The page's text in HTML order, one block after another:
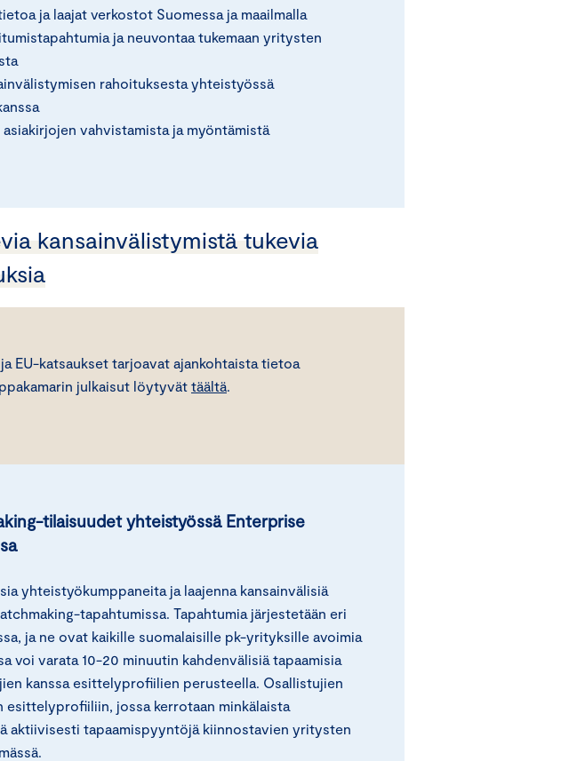
ja laajat verkostot Suomessa ja maailmalla
ja neuvontaa tukemaan yritysten
rahoituksesta yhteistyössä
vahvistamista ja myöntämistä
kansainvälistymistä tukevia
EU-katsaukset tarjoavat ajankohtaista tietoa
julkaisut löytyvät täältä.
tilaisuudet yhteistyössä Enterprise
yhteistyökumppaneita ja laajenna kansainvälisiä
tapahtumissa. Tapahtumia järjestetään eri
ja ne ovat kaikille suomalaisille pk-yrityksille avoimia
voi varata 10-20 minuutin kahdenvälisiä tapaamisia
kanssa esittelyprofiilien perusteella. Osallistujien
esittelyprofiiliin, jossa kerrotaan minkälaista
aktiivisesti tapaamispyyntöjä kiinnostavien yritysten